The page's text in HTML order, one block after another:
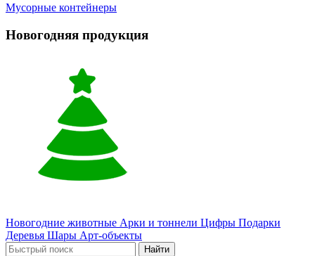
Мусорные контейнеры
Новогодняя продукция
Новогодние животные Арки и тоннели Цифры Подарки
Деревья Шары Арт-объекты
Найти